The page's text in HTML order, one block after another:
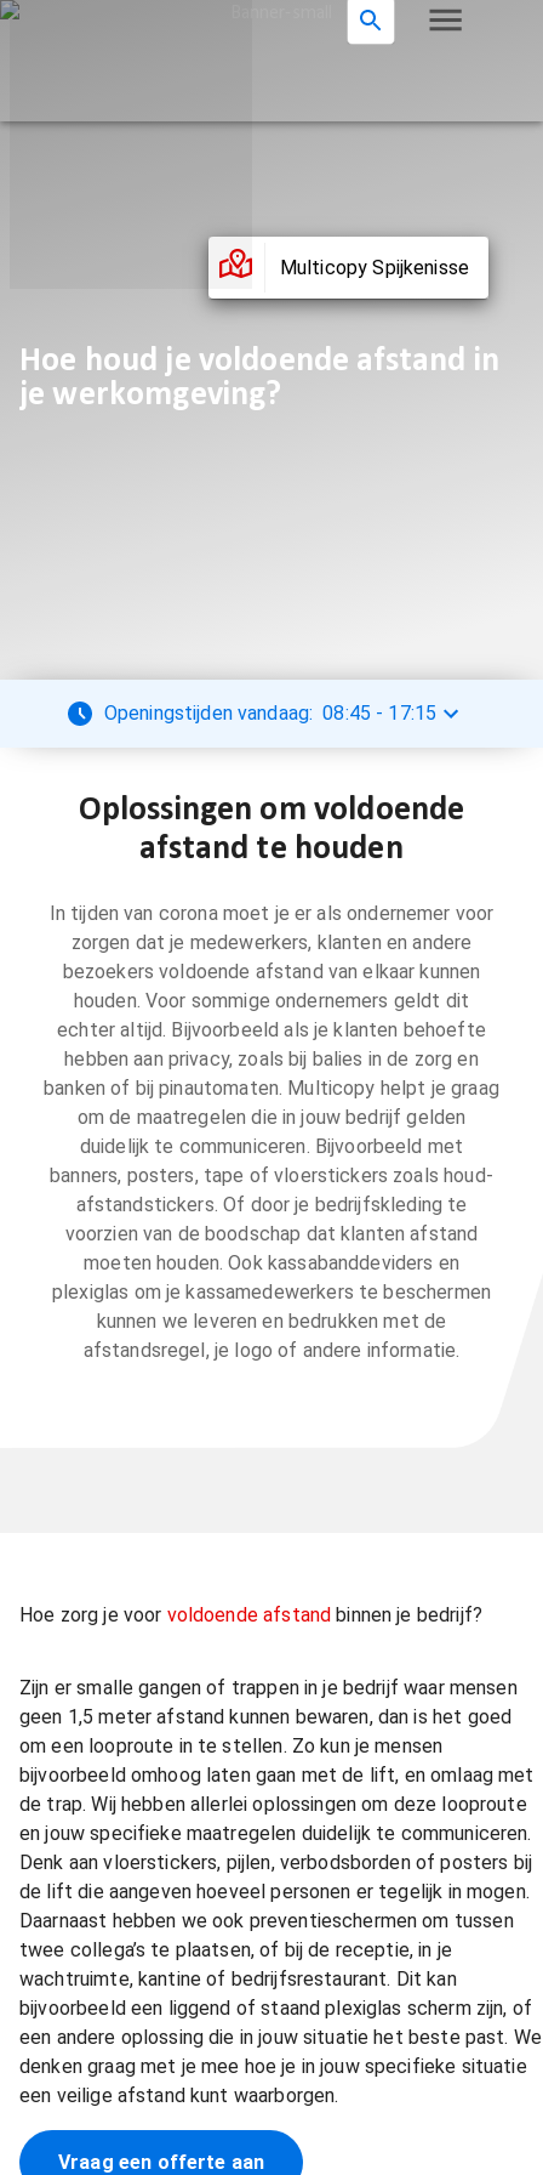
Multicopy Spijkenisse
Hoe houd je voldoende afstand in
je werkomgeving?
Openingstijden vandaag: 08:45 - 17:15
Oplossingen om voldoende
afstand te houden
In tijden van corona moet je er als ondernemer voor
zorgen dat je medewerkers, klanten en andere
bezoekers voldoende afstand van elkaar kunnen
houden. Voor sommige ondernemers geldt dit
echter altijd. Bijvoorbeeld als je klanten behoefte
hebben aan privacy, zoals bij balies in de zorg en
banken of bij pinautomaten. Multicopy helpt je graag
om de maatregelen die in jouw bedrijf gelden
duidelijk te communiceren. Bijvoorbeeld met
banners, posters, tape of vloerstickers zoals houd-
afstandstickers. Of door je bedrijfskleding te
voorzien van de boodschap dat klanten afstand
moeten houden. Ook kassabanddeviders en
plexiglas om je kassamedewerkers te beschermen
kunnen we leveren en bedrukken met de
afstandsregel, je logo of andere informatie.
Hoe zorg je voor voldoende afstand binnen je bedrijf?
Zijn er smalle gangen of trappen in je bedrijf waar mensen
geen 1,5 meter afstand kunnen bewaren, dan is het goed
om een looproute in te stellen. Zo kun je mensen
bijvoorbeeld omhoog laten gaan met de lift, en omlaag met
de trap. Wij hebben allerlei oplossingen om deze looproute
en jouw specifieke maatregelen duidelijk te communiceren.
Denk aan vloerstickers, pijlen, verbodsborden of posters bij
de lift die aangeven hoeveel personen er tegelijk in mogen.
Daarnaast hebben we ook preventieschermen om tussen
twee collega’s te plaatsen, of bij de receptie, in je
wachtruimte, kantine of bedrijfsrestaurant. Dit kan
bijvoorbeeld een liggend of staand plexiglas scherm zijn, of
een andere oplossing die in jouw situatie het beste past. We
denken graag met je mee hoe je in jouw specifieke situatie
een veilige afstand kunt waarborgen.
Vraag een offerte aan